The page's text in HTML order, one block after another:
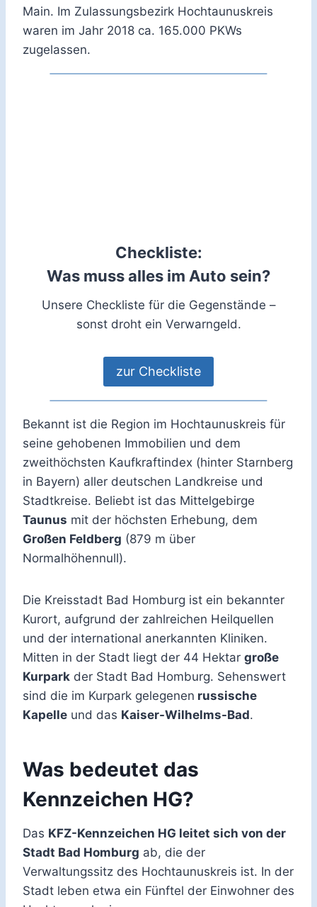
Main. Im Zulassungsbezirk Hochtaunuskreis
waren im Jahr 2018 ca. 165.000 PKWs
zugelassen.
Checkliste:
Was muss alles im Auto sein?
Unsere Checkliste für die Gegenstände –
sonst droht ein Verwarngeld.
zur Checkliste
Bekannt ist die Region im Hochtaunuskreis für
seine gehobenen Immobilien und dem
zweithöchsten Kaufkraftindex (hinter Starnberg
in Bayern) aller deutschen Landkreise und
Stadtkreise. Beliebt ist das Mittelgebirge
Taunus mit der höchsten Erhebung, dem
Großen Feldberg (879 m über
Normalhöhennull).
Die Kreisstadt Bad Homburg ist ein bekannter
Kurort, aufgrund der zahlreichen Heilquellen
und der international anerkannten Kliniken.
Mitten in der Stadt liegt der 44 Hektar große
Kurpark der Stadt Bad Homburg. Sehenswert
sind die im Kurpark gelegenen russische
Kapelle und das Kaiser-Wilhelms-Bad.
Was bedeutet das
Kennzeichen HG?
Das KFZ-Kennzeichen HG leitet sich von der
Stadt Bad Homburg ab, die der
Verwaltungssitz des Hochtaunuskreis ist. In der
Stadt leben etwa ein Fünftel der Einwohner des